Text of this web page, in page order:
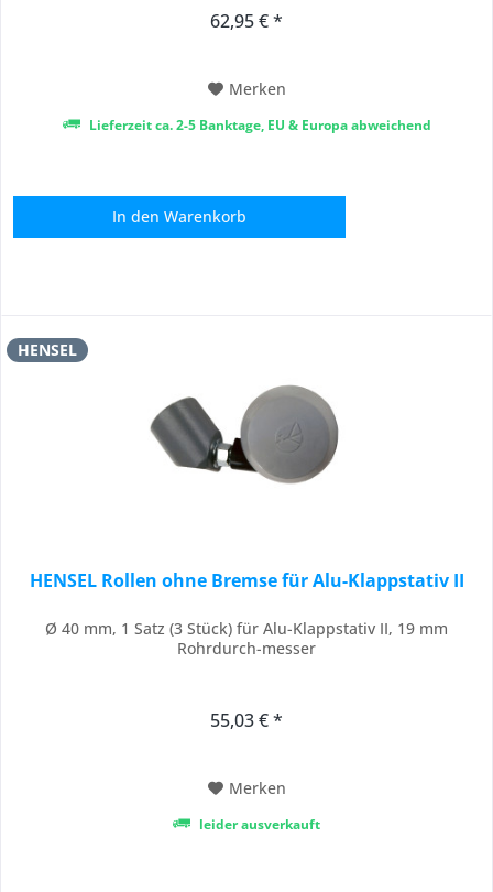
62,95 € *
Merken
Lieferzeit ca. 2-5 Banktage, EU & Europa abweichend
In den Warenkorb
HENSEL
HENSEL Rollen ohne Bremse für Alu-Klappstativ II
Ø 40 mm, 1 Satz (3 Stück) für Alu-Klappstativ II, 19 mm
Rohrdurch-messer
55,03 € *
Merken
leider ausverkauft